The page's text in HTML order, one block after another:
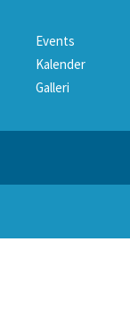
Events
Kalender
Galleri